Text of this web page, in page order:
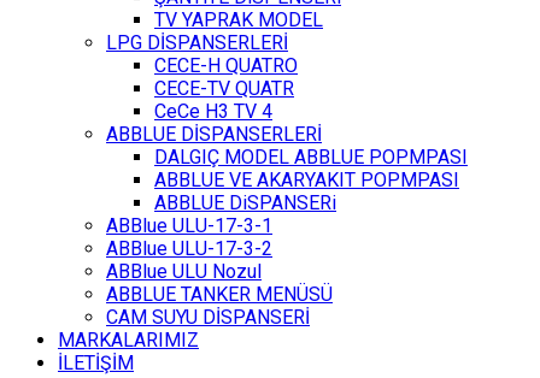
TV YAPRAK MODEL
LPG DİSPANSERLERİ
CECE-H QUATRO
CECE-TV QUATR
CeCe H3 TV 4
ABBLUE DİSPANSERLERİ
DALGIÇ MODEL ABBLUE POPMPASI
ABBLUE VE AKARYAKIT POPMPASI
ABBLUE DiSPANSERi
ABBlue ULU-17-3-1
ABBlue ULU-17-3-2
ABBlue ULU Nozul
ABBLUE TANKER MENÜSÜ
CAM SUYU DİSPANSERİ
MARKALARIMIZ
İLETİŞİM